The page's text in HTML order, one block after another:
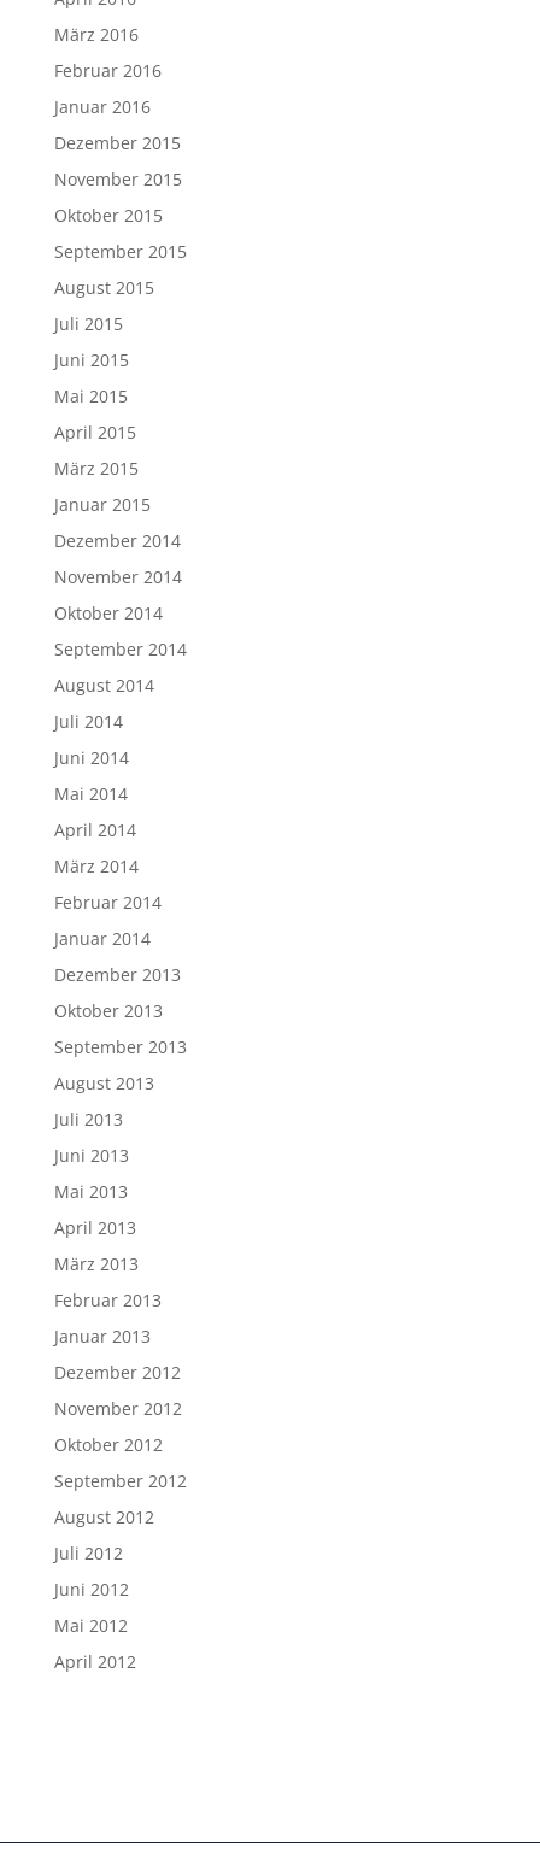
März 2016
Februar 2016
Januar 2016
Dezember 2015
November 2015
Oktober 2015
September 2015
August 2015
Juli 2015
Juni 2015
Mai 2015
April 2015
März 2015
Januar 2015
Dezember 2014
November 2014
Oktober 2014
September 2014
August 2014
Juli 2014
Juni 2014
Mai 2014
April 2014
März 2014
Februar 2014
Januar 2014
Dezember 2013
Oktober 2013
September 2013
August 2013
Juli 2013
Juni 2013
Mai 2013
April 2013
März 2013
Februar 2013
Januar 2013
Dezember 2012
November 2012
Oktober 2012
September 2012
August 2012
Juli 2012
Juni 2012
Mai 2012
April 2012